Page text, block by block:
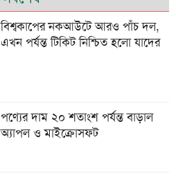
বিশ্বকাপের নকআউটে আরও পাঁচ দল,
এখন পর্যন্ত টিকিট নিশ্চিত হলো যাদের
পণ্যের দাম ২০ শতাংশ পর্যন্ত বাড়াল
অ্যাপল ও মাইক্রোসফট